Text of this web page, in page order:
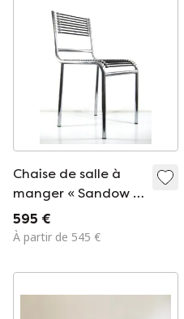
Chaise de salle à
manger « Sandow »
de René HERBST
1928
595 €
À partir de 545 €